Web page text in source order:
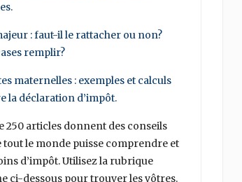
: faut-il le rattacher ou non?
remplir?
maternelles : exemples et calculs
la déclaration d’impôt.
250 articles donnent des conseils
tout le monde puisse comprendre et
d’impôt. Utilisez la rubrique
ci-dessous pour trouver les vôtres.